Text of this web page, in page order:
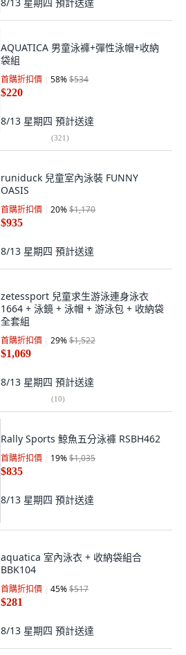
AQUATICA 男童泳褲+彈性泳帽+收納
袋組
首購折扣價 58%$534
$220
8/13 星期四 預計送達
(321)
runiduck 兒童室內泳裝 FUNNY
OASIS
首購折扣價 20%$1,170
$935
8/13 星期四 預計送達
zetessport 兒童求生游泳連身泳衣
1664 + 泳鏡 + 泳帽 + 游泳包 + 收納袋
全套組
首購折扣價 29%$1,522
$1,069
8/13 星期四 預計送達
(10)
Rally Sports 鯨魚五分泳褲 RSBH462
首購折扣價 19%$1,035
$835
8/13 星期四 預計送達
aquatica 室內泳衣 + 收納袋組合
BBK104
首購折扣價 45%$517
$281
8/13 星期四 預計送達